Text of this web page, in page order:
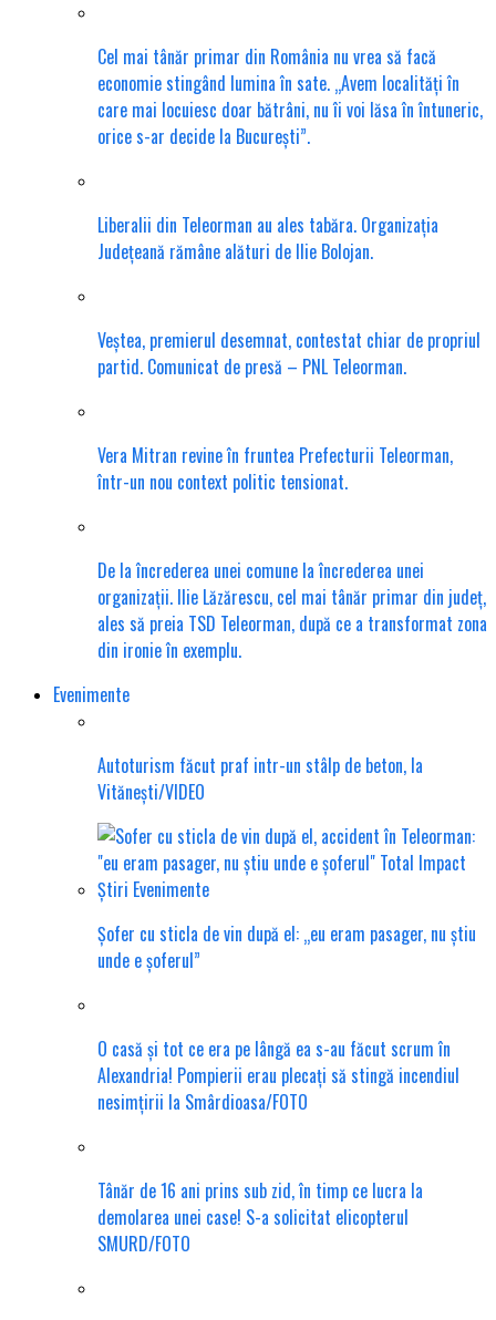
Cel mai tânăr primar din România nu vrea să facă
economie stingând lumina în sate. „Avem localități în
care mai locuiesc doar bătrâni, nu îi voi lăsa în întuneric,
orice s-ar decide la București”.
Liberalii din Teleorman au ales tabăra. Organizația
Județeană rămâne alături de Ilie Bolojan.
Veștea, premierul desemnat, contestat chiar de propriul
partid. Comunicat de presă – PNL Teleorman.
Vera Mitran revine în fruntea Prefecturii Teleorman,
într-un nou context politic tensionat.
De la încrederea unei comune la încrederea unei
organizații. Ilie Lăzărescu, cel mai tânăr primar din județ,
ales să preia TSD Teleorman, după ce a transformat zona
din ironie în exemplu.
Evenimente
Autoturism făcut praf intr-un stâlp de beton, la
Vitănești/VIDEO
Șofer cu sticla de vin după el: „eu eram pasager, nu știu
unde e șoferul”
O casă și tot ce era pe lângă ea s-au făcut scrum în
Alexandria! Pompierii erau plecați să stingă incendiul
nesimțirii la Smârdioasa/FOTO
Tânăr de 16 ani prins sub zid, în timp ce lucra la
demolarea unei case! S-a solicitat elicopterul
SMURD/FOTO